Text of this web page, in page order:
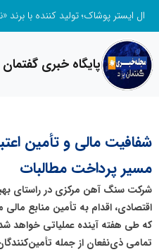
ال ایستر پوشاک؛ تولید کننده با برند
پایگاه خبری گفتمان
شفافیت مالی و تأمین
مسیر پرداخت مطالبات
شرکت سنگ آهن مرکزی در راستای
اقتصادی، اقدام به تأمین منابع
که طی هفته آینده عملیاتی خواهد
تمامی ذی‌نفعان از جمله